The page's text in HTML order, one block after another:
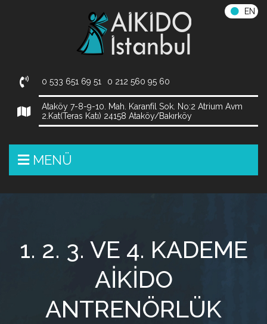
0 533 651 69 51 0 212 560 95 60
Ataköy 7-8-9-10. Mah. Karanfil Sok. No:2 Atrium Avm
2.Kat(Teras Katı) 24158 Ataköy/Bakırköy
EN
MENÜ
1. 2. 3. VE 4. KADEME
AIKIDO
ANTRENÖRLÜK